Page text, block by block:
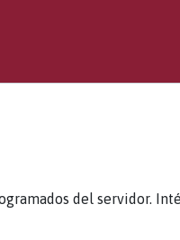
del servidor.